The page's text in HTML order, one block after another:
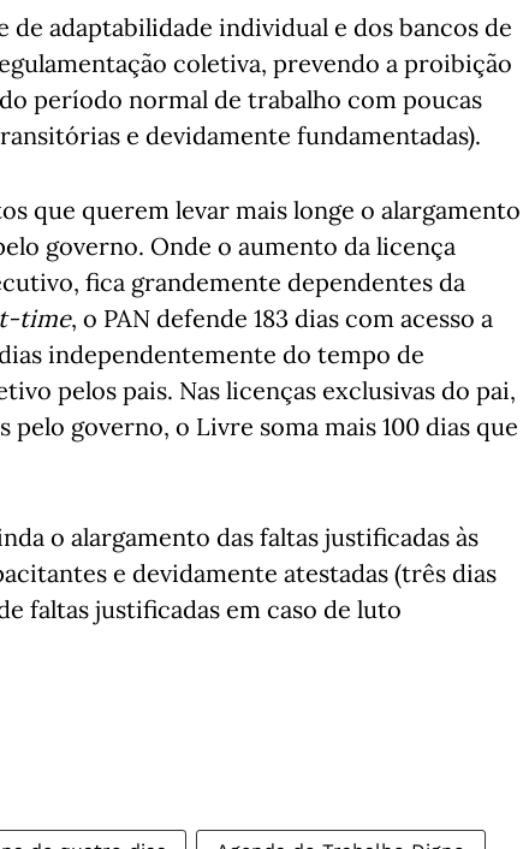
de adaptabilidade individual e dos bancos de
coletiva, prevendo a proibição
período normal de trabalho com poucas
e devidamente fundamentadas).
que querem levar mais longe o alargamento
governo. Onde o aumento da licença
fica grandemente dependentes da
time, o PAN defende 183 dias com acesso a
independentemente do tempo de
pelos pais. Nas licenças exclusivas do pai,
governo, o Livre soma mais 100 dias que
o alargamento das faltas justificadas às
e devidamente atestadas (três dias
faltas justificadas em caso de luto